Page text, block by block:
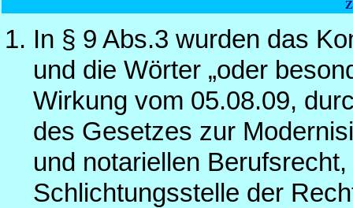
In § 9 Abs.3 wurden das
und die Wörter „oder
Wirkung vom 05.08.09,
des Gesetzes zur
und notariellen
Schlichtungsstelle der